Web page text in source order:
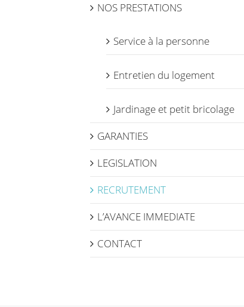
NOS PRESTATIONS
Service à la personne
Entretien du logement
Jardinage et petit bricolage
GARANTIES
LEGISLATION
RECRUTEMENT
L’AVANCE IMMEDIATE
CONTACT